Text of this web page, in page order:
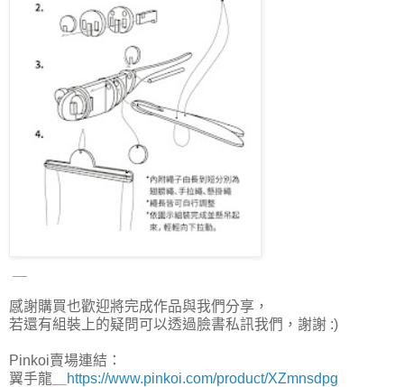
感謝購買也歡迎將完成作品與我們分享，
若還有組裝上的疑問可以透過臉書私訊我們，謝謝 :)
Pinkoi賣場連結：
翼手龍＿
https://www.pinkoi.com/product/XZmnsdpg